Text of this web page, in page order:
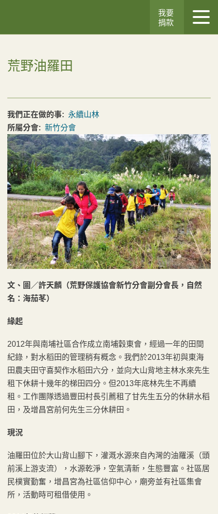
我要
捐款
荒野油羅田
我們正在做的事: 永續山林
所屬分會: 新竹分會
文、圖／許天麟（荒野保護協會新竹分會副分會長，自然
名：海茄苳）
緣起
2012年與南埔社區合作成立南埔穀東會，經過一年的田間
紀錄，對水稻田的管理稍有概念。我們於2013年初與東海
田農夫田守喜契作水稻田六分，並向大山背地主林水來先生
租下休耕十幾年的梯田四分。但2013年底林先生不再續
租。工作團隊透過豐田村長引薦租了甘先生五分的休耕水稻
田，及增昌宮前何先生三分休耕田。
現況
油羅田位於大山背山腳下，灌溉水源來自內灣的油羅溪（頭
前溪上游支流），水源乾淨，空氣清新，生態豐富。社區居
民樸實勤奮，增昌宮為社區信仰中心，廟旁並有社區集會
所，活動時可租借使用。